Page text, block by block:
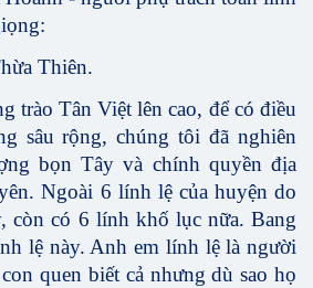
Thiên.
trào Tân Việt lên cao, để có điều
sâu rộng, chúng tôi đã nghiên
bọn Tây và chính quyền địa
Ngoài 6 lính lệ của huyện do
còn có 6 lính khố lục nữa. Bang
lệ này. Anh em lính lệ là người
quen biết cả nhưng dù sao họ